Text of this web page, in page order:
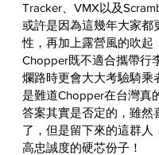
Tracker、VMX以及
或許是因為這幾年大家都
性，再加上露營風的吹起
Chopper既不適合攜帶行
爛路時更會大大考驗騎乘
是難道Chopper在台灣真
答案其實是否定的，雖然
了，但是留下來的這群人
高忠誠度的硬芯份子！